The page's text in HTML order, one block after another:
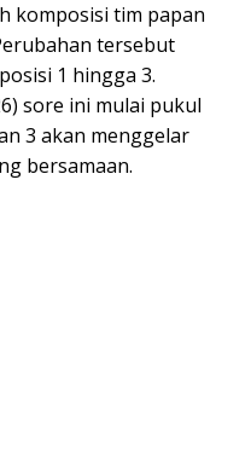
komposisi tim papan
tersebut
1 hingga 3.
sore ini mulai pukul
3 akan menggelar
bersamaan.